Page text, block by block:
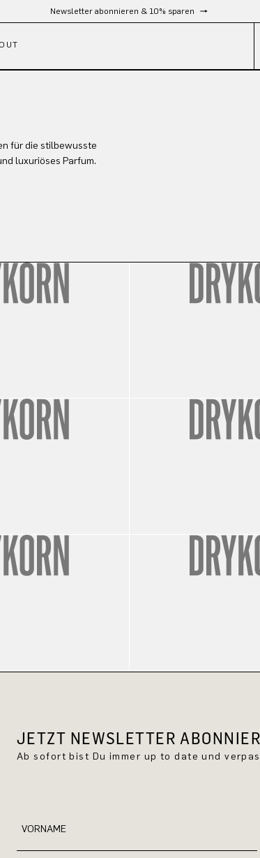
Newsletter abonnieren & 10% sparen
für die stilbewusste
luxuriöses Parfum.
JETZT NEWSLETTER
Ab sofort bist Du immer up to date und
VORNAME